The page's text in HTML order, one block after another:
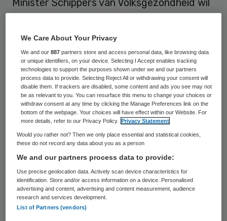
Minister Schippers van Volksgezondheid wil
geven bij de verdeling van het budget voor
de curatieve zorg. Zij mogen straks
beslissen welke ziekenhuizen en klinieken
snel kunnen groeien en welke langzamer.
Dat meldt het Financiëele Dagblad op basis
van bronnen rond het overleg over een
nieuw financieringssysteem voor de sector.
Groei
Volgenshet FDonderhandelt de minister nu
met ziekenhuizen en verzekeraars over
nieuwe financieringskaders in de
We Care About Your Privacy
We and our887 partners store and access personal data, like browsing data
or unique identifiers, on your device. Selecting I Accept enables tracking
technologies to support the purposes shown under we and our partners
process data to provide. Selecting Reject All or withdrawing your consent will
disable them. If trackers are disabled, some content and ads you see may not
be as relevant to you. You can resurface this menu to change your choices or
withdraw consent at any time by clicking the Manage Preferences link on the
bottom of the webpage. Your choices will have effect within our Website. For
more details, refer to our Privacy Policy.
Privacy Statement
Would you rather not? Then we only place essential and statistical cookies,
these do not record any data about you as a person
We and our partners process data to provide:
Use precise geolocation data. Actively scan device characteristics for
identification. Store and/or access information on a device. Personalised
advertising and content, advertising and content measurement, audience
research and services development.
List of Partners (vendors)